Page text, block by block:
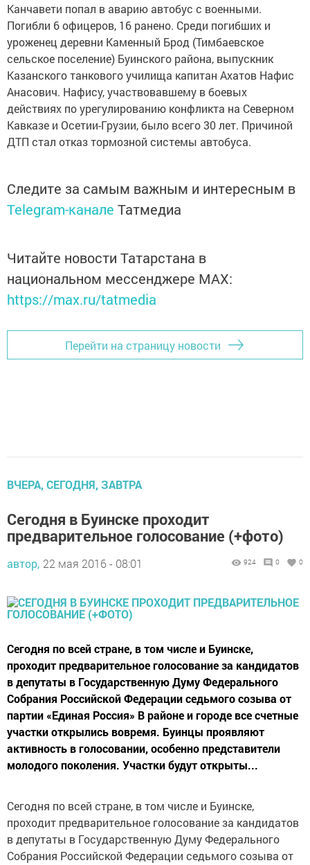
Канчавети попал в аварию автобус с военными.
Погибли 6 офицеров, 16 ранено. Среди погибших и
уроженец деревни Каменный Брод (Тимбаевское
сельское поселение) Буинского района, выпускник
Казанского танкового училища капитан Ахатов Нафис
Анасович. Нафису, участвовавшему в боевых
действиях по урегулированию конфликта на Северном
Кавказе и Осетии-Грузии, было всего 30 лет. Причиной
ДТП стал отказ тормозной системы автобуса.
Следите за самым важным и интересным в
Telegram-канале Татмедиа
Читайте новости Татарстана в
национальном мессенджере MАХ:
https://max.ru/tatmedia
Перейти на страницу новости
ВЧЕРА, СЕГОДНЯ, ЗАВТРА
Сегодня в Буинске проходит
предварительное голосование (+фото)
автор, 22 мая 2016 - 08:01 924 0 0
Сегодня по всей стране, в том числе и Буинске,
проходит предварительное голосование за кандидатов
в депутаты в Государственную Думу Федерального
Собрания Российской Федерации седьмого созыва от
партии «Единая Россия» В районе и городе все счетные
участки открылись вовремя. Буинцы проявляют
активность в голосовании, особенно представители
молодого поколения. Участки будут открыты...
Сегодня по всей стране, в том числе и Буинске,
проходит предварительное голосование за кандидатов
в депутаты в Государственную Думу Федерального
Собрания Российской Федерации седьмого созыва от